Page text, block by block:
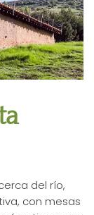
del río,
con mesas